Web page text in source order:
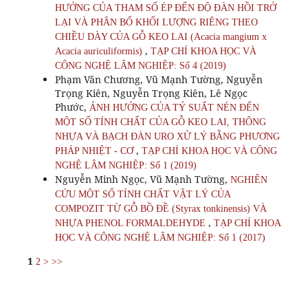
HƯỞNG CỦA THAM SỐ ÉP ĐẾN ĐỘ ĐÀN HỒI TRỞ
LẠI VÀ PHÂN BỐ KHỐI LƯỢNG RIÊNG THEO
CHIỀU DÀY CỦA GỖ KEO LAI (Acacia mangium x
Acacia auriculiformis) , TẠP CHÍ KHOA HỌC VÀ
CÔNG NGHỆ LÂM NGHIỆP: Số 4 (2019)
Phạm Văn Chương, Vũ Mạnh Tường, Nguyễn
Trọng Kiên, Nguyễn Trọng Kiên, Lê Ngọc
Phước, ẢNH HƯỞNG CỦA TỶ SUẤT NÉN ĐẾN
MỘT SỐ TÍNH CHẤT CỦA GỖ KEO LAI, THÔNG
NHỰA VÀ BẠCH ĐÀN URO XỬ LÝ BẰNG PHƯƠNG
PHÁP NHIỆT - CƠ , TẠP CHÍ KHOA HỌC VÀ CÔNG
NGHỆ LÂM NGHIỆP: Số 1 (2019)
Nguyễn Minh Ngọc, Vũ Mạnh Tường, NGHIÊN
CỨU MỘT SỐ TÍNH CHẤT VẬT LÝ CỦA
COMPOZIT TỪ GỖ BỒ ĐỀ (Styrax tonkinensis) VÀ
NHỰA PHENOL FORMALDEHYDE , TẠP CHÍ KHOA
HỌC VÀ CÔNG NGHỆ LÂM NGHIỆP: Số 1 (2017)
1 2 > >>